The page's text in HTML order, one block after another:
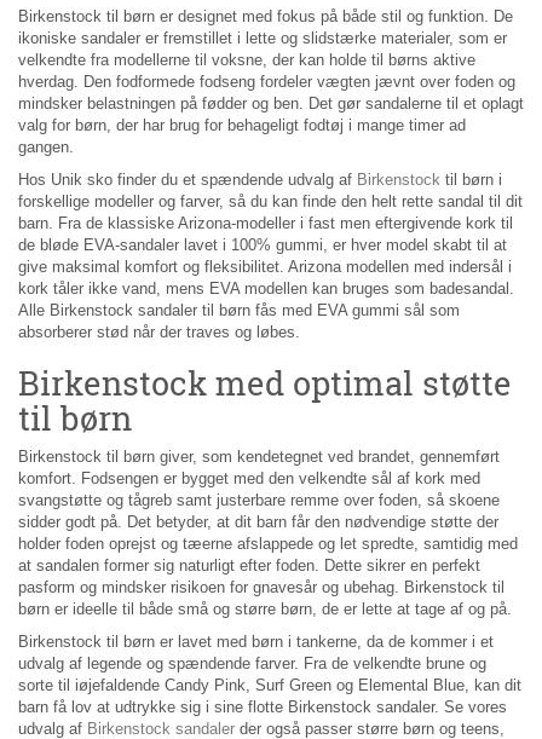
Birkenstock til børn er designet med fokus på både stil og funktion. De
ikoniske sandaler er fremstillet i lette og slidstærke materialer, som er
velkendte fra modellerne til voksne, der kan holde til børns aktive
hverdag. Den fodformede fodseng fordeler vægten jævnt over foden og
mindsker belastningen på fødder og ben. Det gør sandalerne til et oplagt
valg for børn, der har brug for behageligt fodtøj i mange timer ad
gangen.
Hos Unik sko finder du et spændende udvalg af Birkenstock til børn i
forskellige modeller og farver, så du kan finde den helt rette sandal til dit
barn. Fra de klassiske Arizona-modeller i fast men eftergivende kork til
de bløde EVA-sandaler lavet i 100% gummi, er hver model skabt til at
give maksimal komfort og fleksibilitet. Arizona modellen med indersål i
kork tåler ikke vand, mens EVA modellen kan bruges som badesandal.
Alle Birkenstock sandaler til børn fås med EVA gummi sål som
absorberer stød når der traves og løbes.
Birkenstock med optimal støtte
til børn
Birkenstock til børn giver, som kendetegnet ved brandet, gennemført
komfort. Fodsengen er bygget med den velkendte sål af kork med
svangstøtte og tågreb samt justerbare remme over foden, så skoene
sidder godt på. Det betyder, at dit barn får den nødvendige støtte der
holder foden oprejst og tæerne afslappede og let spredte, samtidig med
at sandalen former sig naturligt efter foden. Dette sikrer en perfekt
pasform og mindsker risikoen for gnavesår og ubehag. Birkenstock til
børn er ideelle til både små og større børn, de er lette at tage af og på.
Birkenstock til børn er lavet med børn i tankerne, da de kommer i et
udvalg af legende og spændende farver. Fra de velkendte brune og
sorte til iøjefaldende Candy Pink, Surf Green og Elemental Blue, kan dit
barn få lov at udtrykke sig i sine flotte Birkenstock sandaler. Se vores
udvalg af Birkenstock sandaler der også passer større børn og teens,